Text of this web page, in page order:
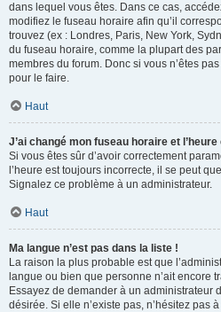
dans lequel vous êtes. Dans ce cas,
modifiez le fuseau horaire afin qu’il
trouvez (ex : Londres, Paris, New York,
du fuseau horaire, comme la plupart des
membres du forum. Donc si vous n’êtes
pour le faire.
Haut
J’ai changé mon fuseau horaire et
Si vous êtes sûr d’avoir correctement
l’heure est toujours incorrecte, il se peut
Signalez ce problème à un administrateur.
Haut
Ma langue n’est pas dans la liste !
La raison la plus probable est que
langue ou bien que personne n’ait encore
Essayez de demander à un administrateur
désirée. Si elle n’existe pas, n’hésitez pas